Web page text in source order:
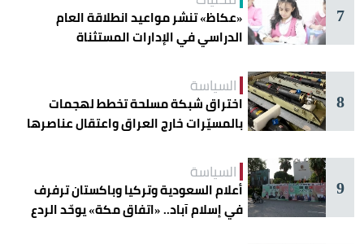
7
«عكاظ» تنشر مواعيد انطلاقة العام
الدراسي في الإدارات المستثناة
8
السياسة
اختراق شبكة مسلحة تخطط لهجمات
بالمسيّرات خارج العراق واعتقال عناصرها
9
السياسة
أعلام السعودية وتركيا وباكستان ترفرف
في إسلام آباد.. «اتفاق مكة» يوحّد الردع